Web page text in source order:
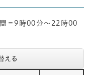
＝9時00分～22時00
える